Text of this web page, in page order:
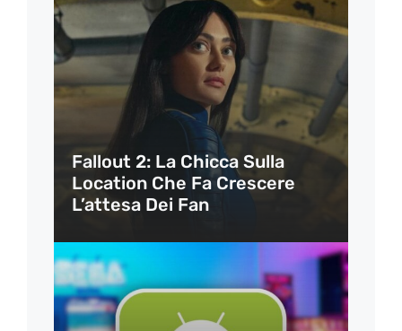
Fallout 2: La Chicca Sulla
Location Che Fa Crescere
L’attesa Dei Fan